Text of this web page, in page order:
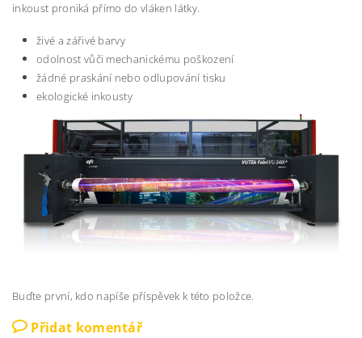
inkoust proniká přímo do vláken látky.
živé a zářivé barvy
odolnost vůči mechanickému poškození
žádné praskání nebo odlupování tisku
ekologické inkousty
Buďte první, kdo napíše příspěvek k této položce.
Přidat komentář